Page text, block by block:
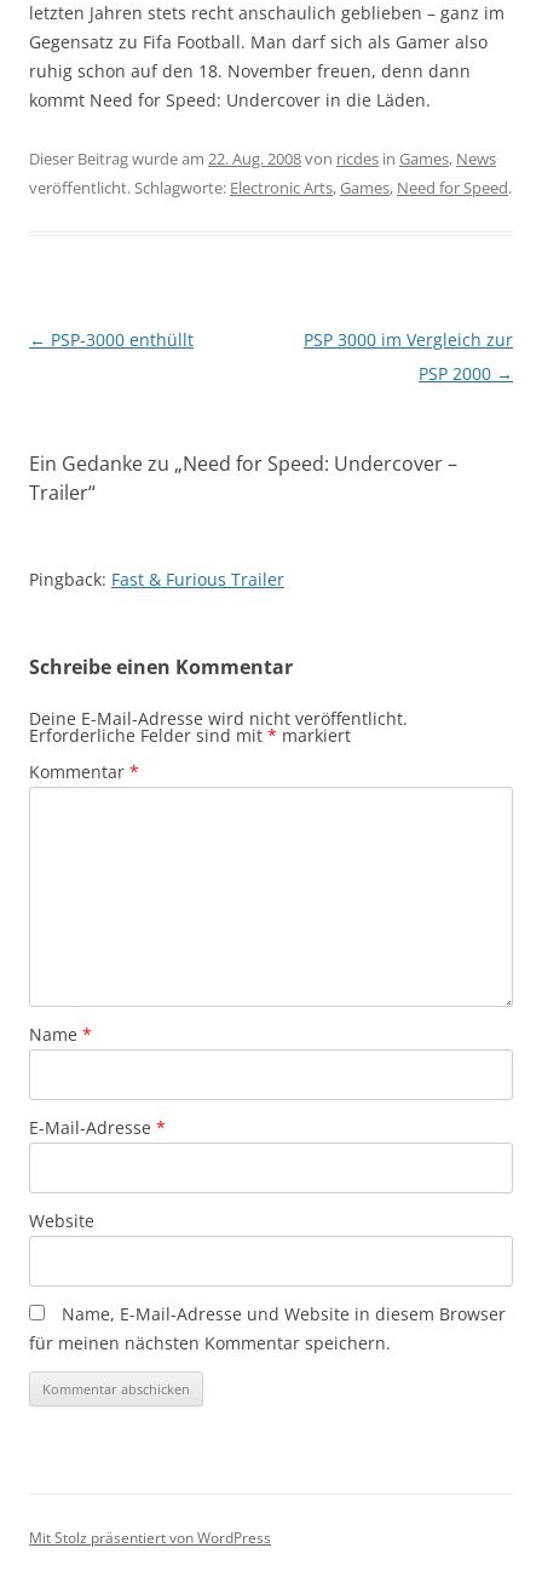
letzten Jahren stets recht anschaulich geblieben – ganz im
Gegensatz zu Fifa Football. Man darf sich als Gamer also
ruhig schon auf den 18. November freuen, denn dann
kommt Need for Speed: Undercover in die Läden.
Dieser Beitrag wurde am 22. Aug. 2008von ricdes in Games, News
veröffentlicht. Schlagworte: Electronic Arts,Games, Need for Speed.
Beitragsnavigation
← PSP-3000 enthüllt
PSP 3000 im Vergleich zur
PSP 2000 →
Ein Gedanke zu „Need for Speed: Undercover –
Trailer“
Pingback: Fast & Furious Trailer
Schreibe einen Kommentar
Deine E-Mail-Adresse wird nicht veröffentlicht.
Erforderliche Felder sind mit * markiert
Kommentar *
Name *
E-Mail-Adresse *
Website
Name, E-Mail-Adresse und Website in diesem Browser
für meinen nächsten Kommentar speichern.
Mit Stolz präsentiert von WordPress